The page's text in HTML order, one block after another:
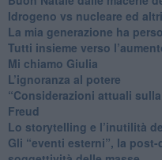
​Idrogeno vs nucleare ed
​La mia generazione ha
​Tutti insieme verso
Mi chiamo Giulia
L’ignoranza al potere
​“Considerazioni attuali
Freud
​Lo storytelling e l’inutilità
​Gli “eventi esterni”, la post-